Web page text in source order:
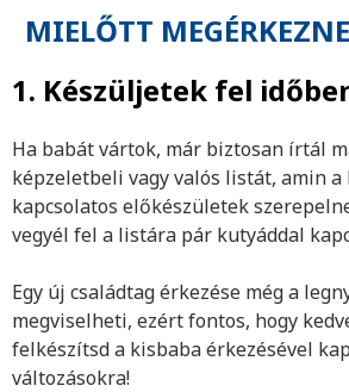
MIELŐTT
1. Készüljetek fel
Ha babát vártok, már biztosan írtál
képzeletbeli vagy valós listát, amin a
kapcsolatos előkészületek
vegyél fel a listára pár kutyáddal
Egy új családtag érkezése még a
megviselheti, ezért fontos, hogy
felkészítsd a kisbaba érkezésével
változásokra!